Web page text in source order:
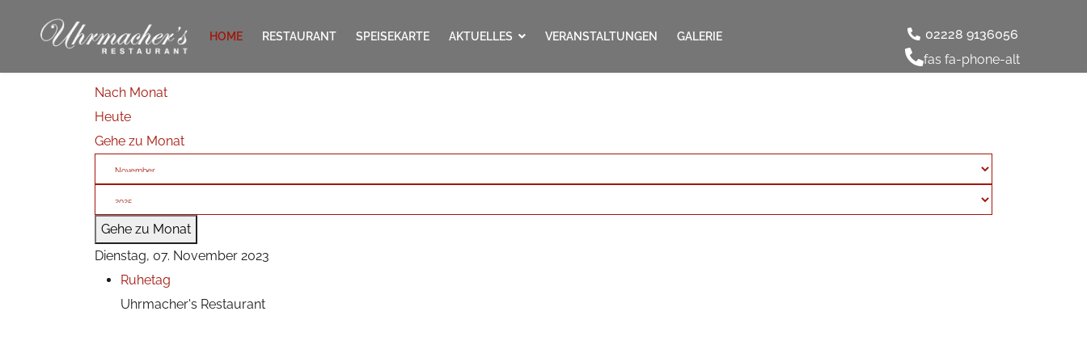
HOME RESTAURANT SPEISEKARTE AKTUELLES VERANSTALTUNGEN GALERIE
02228 9136056
fas fa-phone-alt
Nach Monat
Heute
Gehe zu Monat
Gehe zu Monat
Dienstag, 07. November 2023
Ruhetag
Uhrmacher's Restaurant